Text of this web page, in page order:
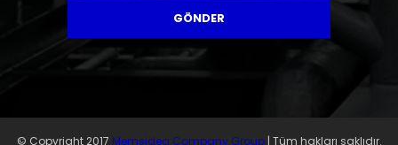
GÖNDER
© Copyright 2017 Memsidea Company Group | Tüm hakları saklıdır.